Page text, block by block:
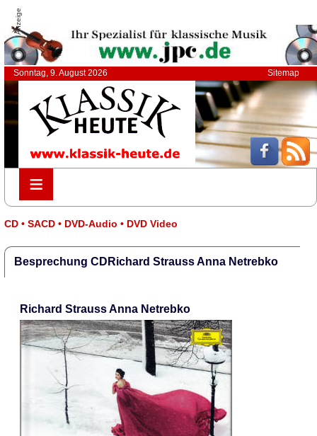
Anzeige
Sonntag, 9. August 2026 Sitemap
≡
≡
CD • SACD • DVD-Audio • DVD Video
Besprechung CDRichard Strauss Anna Netrebko
Richard Strauss Anna Netrebko